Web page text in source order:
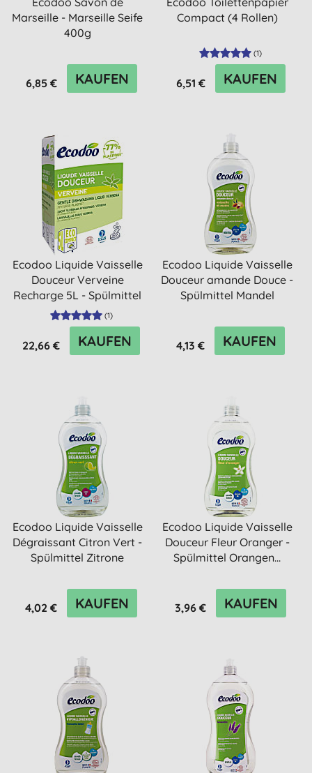
Marseille - Marseille Seife
400g
6,85 € KAUFEN
Compact (4 Rollen)
(1)
6,51 € KAUFEN
Ecodoo Liquide Vaisselle
Douceur Verveine
Recharge 5L - Spülmittel
...
(1)
22,66 € KAUFEN
Ecodoo Liquide Vaisselle
Douceur amande Douce -
Spülmittel Mandel
4,13 € KAUFEN
Ecodoo Liquide Vaisselle
Dégraissant Citron Vert -
Spülmittel Zitrone
4,02 € KAUFEN
Ecodoo Liquide Vaisselle
Douceur Fleur Oranger -
Spülmittel Orangen...
3,96 € KAUFEN